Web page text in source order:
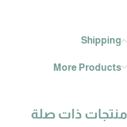
Shipping
More Products
منتجات ذات صلة